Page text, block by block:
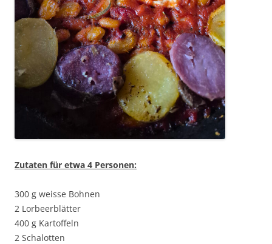
Zutaten für etwa 4 Personen:
300 g weisse Bohnen
2 Lorbeerblätter
400 g Kartoffeln
2 Schalotten